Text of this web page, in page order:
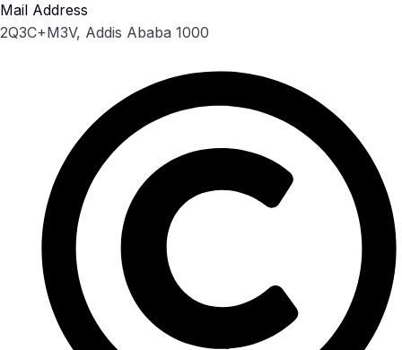
Mail Address
2Q3C+M3V, Addis Ababa 1000